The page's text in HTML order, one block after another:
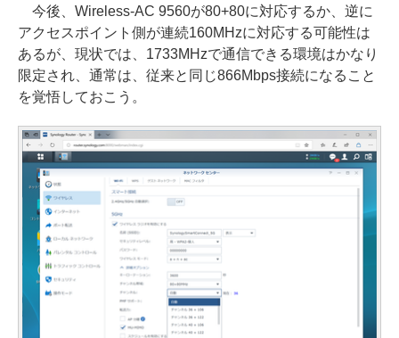
今後、Wireless-AC 9560が80+80に対応するか、逆に
アクセスポイント側が連続160MHzに対応する可能性は
あるが、現状では、1733MHzで通信できる環境はかなり
限定され、通常は、従来と同じ866Mbps接続になること
を覚悟しておこう。